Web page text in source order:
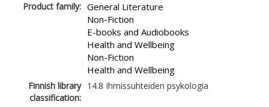
Product family: General Literature
Non-Fiction
E-books and Audiobooks
Health and Wellbeing
Non-Fiction
Health and Wellbeing
Finnish library
classification:
14.8 Ihmissuhteiden psykologia